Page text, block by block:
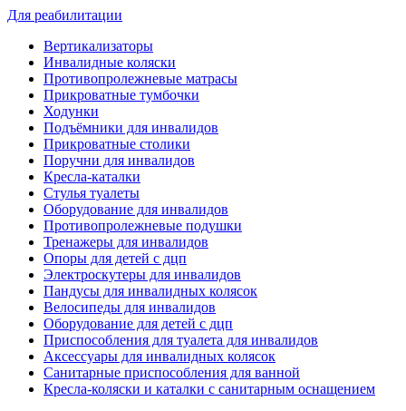
Для реабилитации
Вертикализаторы
Инвалидные коляски
Противопролежневые матрасы
Прикроватные тумбочки
Ходунки
Подъёмники для инвалидов
Прикроватные столики
Поручни для инвалидов
Кресла-каталки
Стулья туалеты
Оборудование для инвалидов
Противопролежневые подушки
Тренажеры для инвалидов
Опоры для детей с дцп
Электроскутеры для инвалидов
Пандусы для инвалидных колясок
Велосипеды для инвалидов
Оборудование для детей с дцп
Приспособления для туалета для инвалидов
Аксессуары для инвалидных колясок
Санитарные приспособления для ванной
Кресла-коляски и каталки с санитарным оснащением